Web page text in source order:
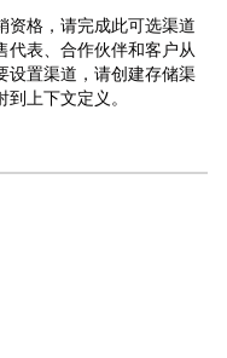
资格，请完成此可选渠道
代表、合作伙伴和客户从
设置渠道，请创建存储渠
上下文定义。